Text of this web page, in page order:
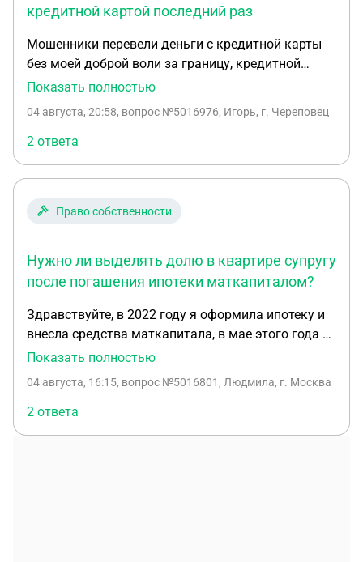
кредитной картой последний раз
Мошенники перевели деньги с кредитной карты
без моей доброй воли за границу, кредитной
картой последний раз пользовался в 2024 году,
переводил деньги третьим лицам, те более за
границу, родственников и знакомых за пределами
России не имею. Банк не присылал sms-
извещение и не звонил для подтверждения
Показать полностью
04 августа, 20:58, вопрос №5016976, Игорь, г. Череповец
2 ответа
Право собственности
Нужно ли выделять долю в квартире супругу
после погашения ипотеки маткапиталом?
Здравствуйте, в 2022 году я оформила ипотеку и
внесла средства маткапитала, в мае этого года я
полностью закрыла ипотеку. 25 июля этого года
супругу или только детям?
Показать полностью
04 августа, 16:15, вопрос №5016801, Людмила, г. Москва
2 ответа